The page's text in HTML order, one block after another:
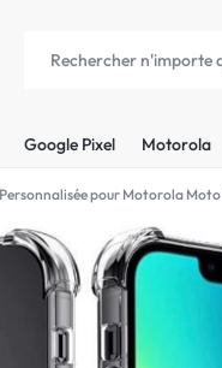
Google Pixel Motorola
pour Motorola Moto